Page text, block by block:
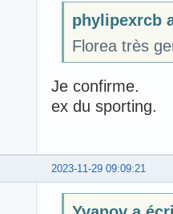
phylipexrcb
Florea très
Je confirme.
ex du sporting.
2023-11-29 09:09:21